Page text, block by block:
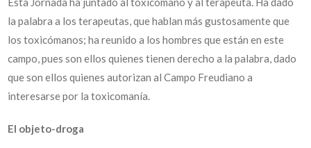
la palabra a los terapeutas, que hablan más gustosamente que
los toxicómanos; ha reunido a los hombres que están en este
campo, pues son ellos quienes tienen derecho a la palabra, dado
que son ellos quienes autorizan al Campo Freudiano a
interesarse por la toxicomanía.
El objeto-droga